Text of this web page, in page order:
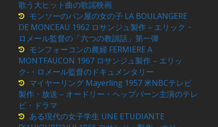
歌う大ヒット曲の歌謡映画
モンソーのパン屋の女の子 LA BOULANGERE
DE MONCEAU 1962 ロサンジュ製作 – エリック・
ロメール監督の「六つの教訓話」第一弾
モンフォーコンの農婦 FERMIERE A
MONTFAUCON 1967 ロサンジュ製作 – エリッ
ク-・ロメール監督のドキュメンタリー
マイヤーリング Mayerling 1957 米NBCテレビ
製作・放送 – オードリー・ヘップバーン主演のテレ
ビ・ドラマ
ある現代の女子学生 UNE ETUDIANTE